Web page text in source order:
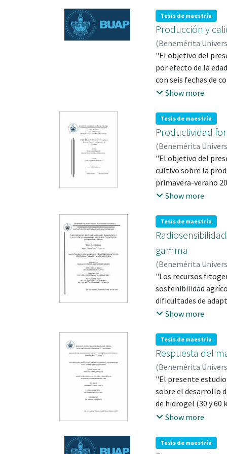
sistemas de poda
lechoso. Se usó un
los parámetros
plantas
presentaron mayor
Tesis de maestría
Producción y
(Benemérita
89145;BERDEJA
"El objetivo del
por efecto de la
con seis fechas de
a corte), para ello
como la
siguientes
también el
varianza, utilizando
Show more
Tesis de maestría
Productividad
(Benemérita
ROSANA; 493929;
"El objetivo del
cultivo sobre la
primavera-verano
Se estudiaron tres
Show more
Tesis de maestría
gamma
(Benemérita
121759;CASTILLO
LUIS ANTONIO;
"Los recursos
sostenibilidad
dificultades de
cultivo in vitro se
⁶⁰Co, determinando
irradiadas. Para
de yemas de
hojas, yemas y
una
adecuada para
Show more
Tesis de maestría
Respuesta del
(Benemérita
"El presente
sobre el desarrollo
de hidrogel (30 y 60
en semillas
rendimiento de
Show more
Tesis de maestría